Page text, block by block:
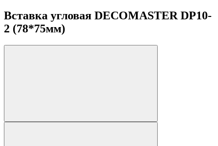
Вставка угловая DECOMASTER DP10-
2 (78*75мм)